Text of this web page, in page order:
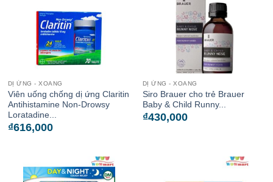
DỊ ỨNG - XOANG
Viên uống chống dị ứng Claritin
Antihistamine Non-Drowsy
Loratadine...
₫616,000
DỊ ỨNG - XOANG
Siro Brauer cho trẻ Brauer
Baby & Child Runny...
₫430,000